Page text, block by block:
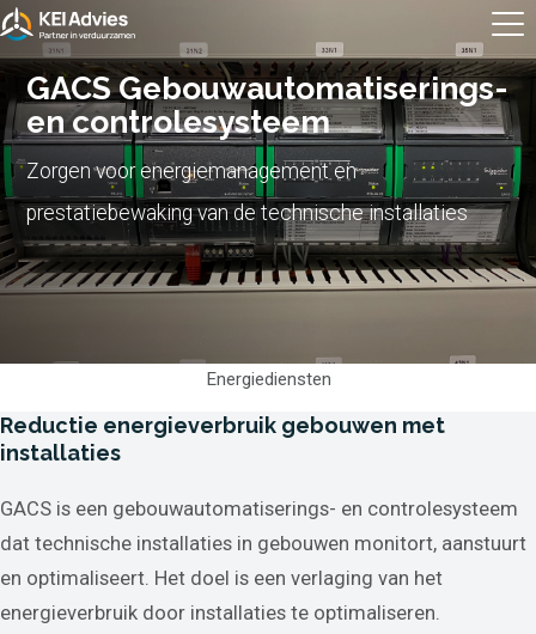
GACS Gebouwautomatiserings-
en controlesysteem
Zorgen voor energiemanagement en
prestatiebewaking van de technische installaties
Energiediensten
Reductie energieverbruik gebouwen met
installaties
GACS is een gebouwautomatiserings- en controlesysteem
dat technische installaties in gebouwen monitort, aanstuurt
en optimaliseert. Het doel is een verlaging van het
energieverbruik door installaties te optimaliseren.